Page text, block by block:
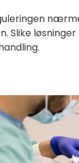
Slike